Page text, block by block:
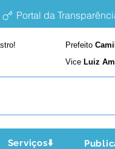
Portal da
Prefeito
Vice Luiz
Serviços⬇️